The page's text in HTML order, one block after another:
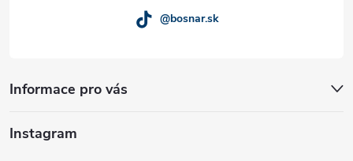
Informace pro vás
@bosnar.sk
Instagram